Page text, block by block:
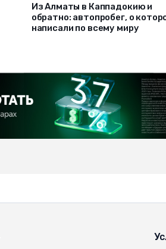
Из Алматы в Каппадокию и
обратно: автопробег, о
написали по всему миру